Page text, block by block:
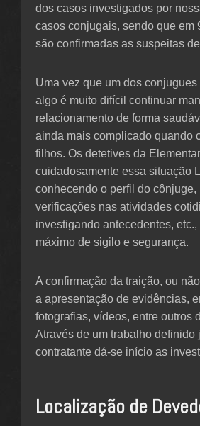
dos casos investigados por
casos conjugais, sendo que em
são confirmadas as suspeitas
Uma vez que um dos
algo é muito difícil continuar
relacionamento de forma
ainda mais complicado quando
filhos. Os detetives da
cuidadosamente essa situação
conhecendo o perfil do cônjuge,
verificações nas atividades
investigando antecedentes, etc.,
máximo de sigilo e segurança.
A confirmação da traição, ou
a apresentação de evidências,
fotografias, vídeos, entre outros
Através de um trabalho definido
contratante dá-se início as
Localização de